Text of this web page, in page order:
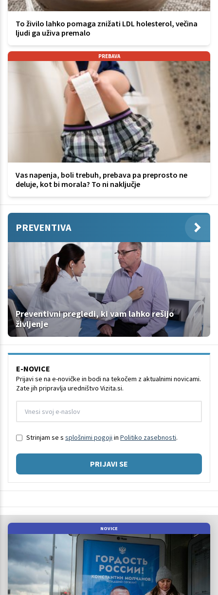
To živilo lahko pomaga znižati LDL holesterol, večina
ljudi ga uživa premalo
PREBAVA
Vas napenja, boli trebuh, prebava pa preprosto ne
deluje, kot bi morala? To ni naključje
PREVENTIVA
Preventivni pregledi, ki vam lahko rešijo
življenje
E-NOVICE
Prijavi se na e-novičke in bodi na tekočem z aktualnimi novicami.
Zate jih pripravlja uredništvo Vizita.si.
Strinjam se s splošnimi pogoji in Politiko zasebnosti.
PRIJAVI SE
NOVICE